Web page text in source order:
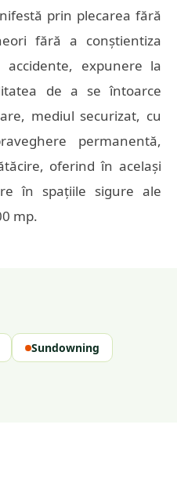
prin plecarea fără
fără a conștientiza
expunere la
de a se întoarce
mediul securizat, cu
permanentă,
oferind în același
în spațiile sigure ale
mp.
Sundowning